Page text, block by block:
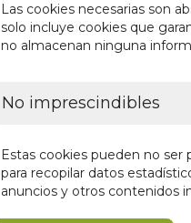
Las cookies necesarias son
solo incluye cookies que
no almacenan ninguna
No imprescindibles
Estas cookies pueden no
para recopilar datos
anuncios y otros contenidos